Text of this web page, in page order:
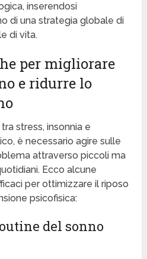
inserendosi
di una strategia globale di
di vita.
per migliorare
e ridurre lo
stress, insonnia e
è necessario agire sulle
attraverso piccoli ma
Ecco alcune
per ottimizzare il riposo
psicofisica:
del sonno